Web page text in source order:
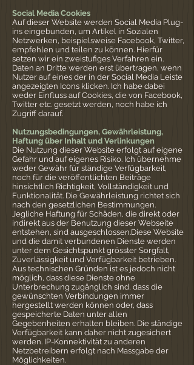
Social Media Cookies
Auf dieser Website werden Social Media Plug-
ins eingebunden, um Artikel in Sozialen
Netzwerken, beispielsweise Facebook, Twitter,
empfehlen und teilen zu können. Hierfür
setzen wir ein zweistufiges Verfahren ein.
Daten an Dritte werden erst übertragen, wenn
Nutzer auf eines der in der Social Media Leiste
angezeigten Icons klicken. Ich habe dabei
weder Einfluss auf Cookies, die von Facebook,
Twitter etc. gesetzt werden, noch habe ich
Zugriff darauf.
Nutzungsbedingungen, Gewährleistung,
Haftung über Inhalt und Verlinkungen
Die Nutzung dieser Website erfolgt auf eigene
Gefahr und auf eigenes Risiko. Ich übernehme
weder Gewähr für ständige Verfügbarkeit,
noch für die veröffentlichten Beiträge
hinsichtlich Richtigkeit, Vollständigkeit und
Funktionalität. Die Gewährleistung richtet sich
nach den gesetzlichen Bestimmungen.
Jegliche Haftung für Schäden, die direkt oder
indirekt aus der Benutzung dieser Webseite
entstehen, sind ausgeschlossen.Diese Website
und die damit verbundenen Dienste werden
unter dem Gesichtspunkt grösster Sorgfalt,
Zuverlässigkeit und Verfügbarkeit betrieben.
Aus technischen Gründen ist es jedoch nicht
möglich, dass diese Dienste ohne
Unterbrechung zugänglich sind, dass die
gewünschten Verbindungen immer
hergestellt werden können oder, dass
gespeicherte Daten unter allen
Gegebenheiten erhalten bleiben. Die ständige
Verfügbarkeit kann daher nicht zugesichert
werden. IP-Konnektivität zu anderen
Netzbetreibern erfolgt nach Massgabe der
Möglichkeiten.